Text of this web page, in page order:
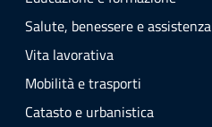
Salute, benessere e assistenza
Vita lavorativa
Mobilità e trasporti
Catasto e urbanistica